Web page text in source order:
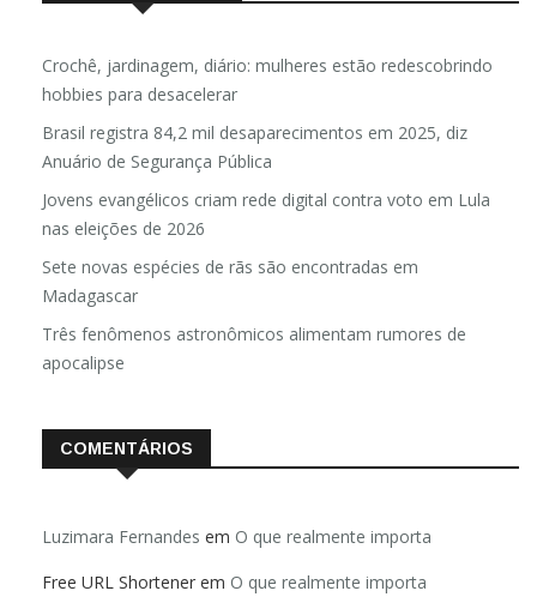
Crochê, jardinagem, diário: mulheres estão redescobrindo
hobbies para desacelerar
Brasil registra 84,2 mil desaparecimentos em 2025, diz
Anuário de Segurança Pública
Jovens evangélicos criam rede digital contra voto em Lula
nas eleições de 2026
Sete novas espécies de rãs são encontradas em
Madagascar
Três fenômenos astronômicos alimentam rumores de
apocalipse
COMENTÁRIOS
Luzimara Fernandes em O que realmente importa
Free URL Shortener em O que realmente importa